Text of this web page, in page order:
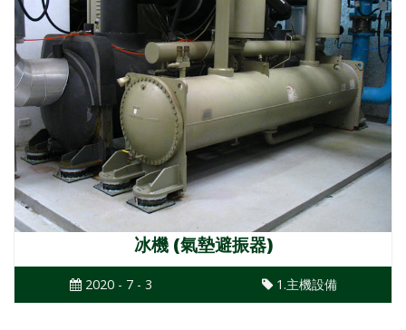
冰機 (氣墊避振器)
2020 - 7 - 3 1.主機設備